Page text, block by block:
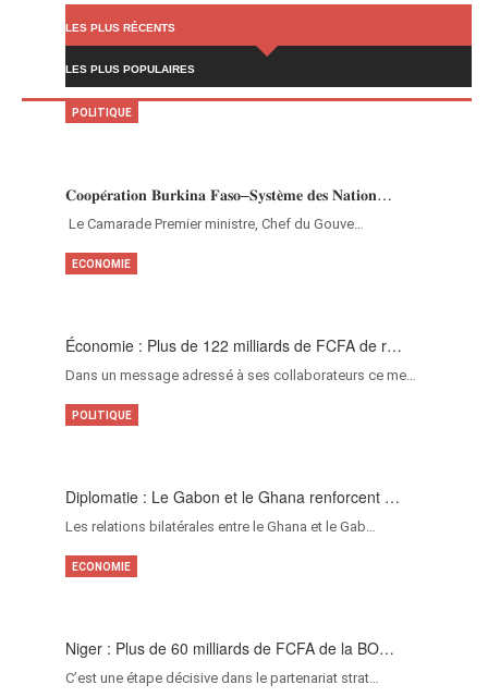
LES PLUS RÉCENTS
LES PLUS POPULAIRES
𝐂𝐨𝐨𝐩𝐞́𝐫𝐚𝐭𝐢𝐨𝐧 𝐁𝐮𝐫𝐤𝐢𝐧𝐚 𝐅𝐚𝐬𝐨–𝐒𝐲𝐬𝐭𝐞̀𝐦𝐞 𝐝𝐞𝐬 𝐍𝐚𝐭𝐢𝐨𝐧…
‎Le Camarade Premier ministre, Chef du Gouve…
POLITIQUE
Économie : Plus de 122 milliards de FCFA de r…
Dans un message adressé à ses collaborateurs ce me…
ECONOMIE
Diplomatie : Le Gabon et le Ghana renforcent …
Les relations bilatérales entre le Ghana et le Gab…
POLITIQUE
Niger : Plus de 60 milliards de FCFA de la BO…
C’est une étape décisive dans le partenariat strat…
ECONOMIE